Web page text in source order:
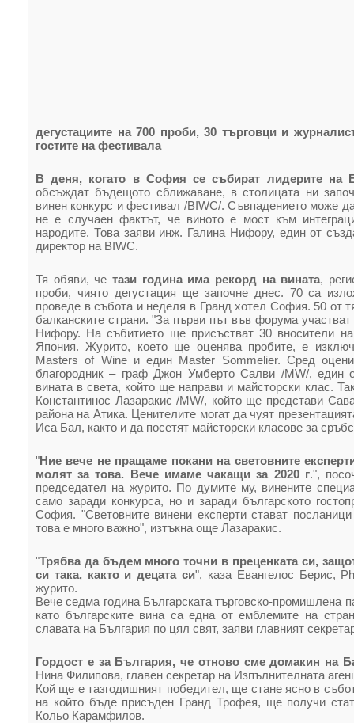
дегустациите на 700 проби, 30 търговци и
гостите на фестивала
В деня, когато в София се събират лидерите на
обсъждат бъдещото сближаване, в столицата ни
винен конкурс и фестивал /BIWC/. Съвпадението може
не е случаен фактът, че виното е мост към
народите. Това заяви инж. Галина Нифору, един от
директор на BIWC.
Тя обяви, че тази година има рекорд на вината,
проби, чиято дегустация ще започне днес. 70 са
проведе в събота и неделя в Гранд хотел София. 50 от
балканските страни. "За първи път във форума участват
Нифору. На събитието ще присъстват 30 вносители
Япония. Журито, което ще оценява пробите, е
Masters of Wine и един Master Sommelier. Сред
благородник – граф Джон Умберто Салви /MW/, един
вината в света, който ще направи и майсторски клас.
Константинос Лазаракис /MW/, който ще представи
района на Атика. Ценителите могат да чуят
Иса Бал, както и да посетят майсторски класове за
"Ние вече не пращаме покани на световните
молят за това. Вече имаме чакащи за 2020 г.",
председател на журито. По думите му, винените
само заради конкурса, но и заради българското
София. "Световните винени експерти стават
това е много важно", изтъкна още Лазаракис.
"Трябва да бъдем много точни в преценката си,
си така, както и децата си", каза Евангелос Берис,
журито.
Вече седма година Българската търговско-промишлена
като българските вина са една от емблемите на
славата на България по цял свят, заяви главният
Гордост е за България, че отново сме домакин на
Нина Филипова, главен секретар на Изпълнителната
Кой ще е тазгодишният победител, ще стане ясно в
на който бъде присъден Гранд Трофея, ще получи
Кольо Карамфилов.